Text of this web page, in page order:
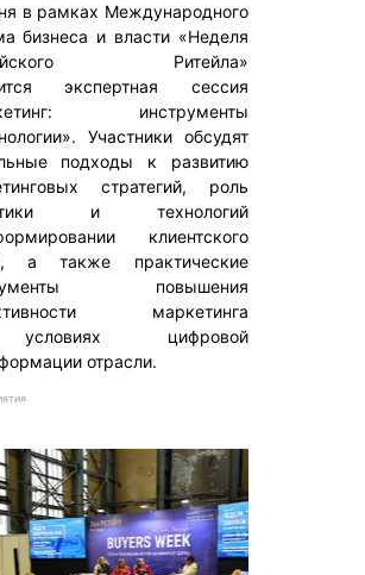
в рамках Международного
бизнеса и власти «Неделя
Ритейла»
экспертная сессия
инструменты
Участники обсудят
подходы к развитию
стратегий, роль
и технологий
клиентского
а также практические
повышения
маркетинга
цифровой
отрасли.